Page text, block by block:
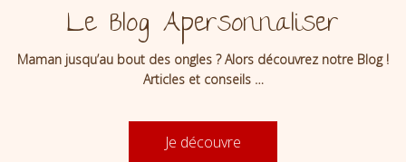
Le Blog Apersonnaliser
Maman jusqu’au bout des ongles ? Alors découvrez notre Blog !
Articles et conseils …
Je découvre